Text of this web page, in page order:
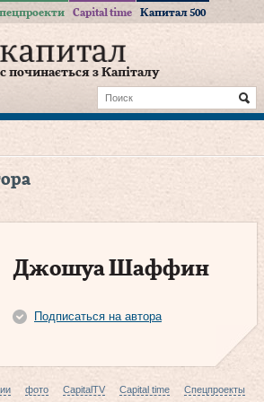
Capital time Капитал 500
починається з Капіталу
Джошуа Шаффин
Подписаться на автора
фото CapitalTV Capital time
Спецпроекты